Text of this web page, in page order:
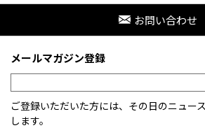
お問い合わせ
メールマガジン登録
ご登録いただいた方には、その日のニュー
します。